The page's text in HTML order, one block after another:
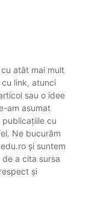
atât mai mult
link, atunci
sau o idee
am asumat
cu
Ne bucurăm
și suntem
a cita sursa
și